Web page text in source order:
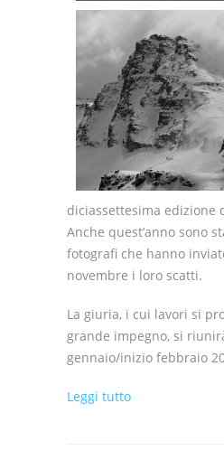
diciassettesima edizione
Anche quest’anno sono
fotografi che hanno
novembre i loro scatti.
La giuria, i cui lavori si
grande impegno, si
gennaio/inizio febbraio
Leggi tutto